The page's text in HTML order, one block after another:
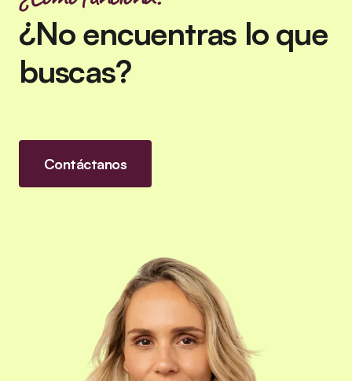
¿No encuentras lo que
buscas?
Contáctanos